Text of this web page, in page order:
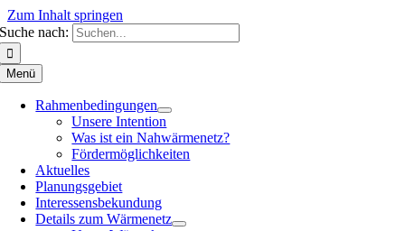
Zum Inhalt springen
Suche nach:
Menü
Rahmenbedingungen
Unsere Intention
Was ist ein Nahwärmenetz?
Fördermöglichkeiten
Aktuelles
Planungsgebiet
Interessensbekundung
Details zum Wärmenetz